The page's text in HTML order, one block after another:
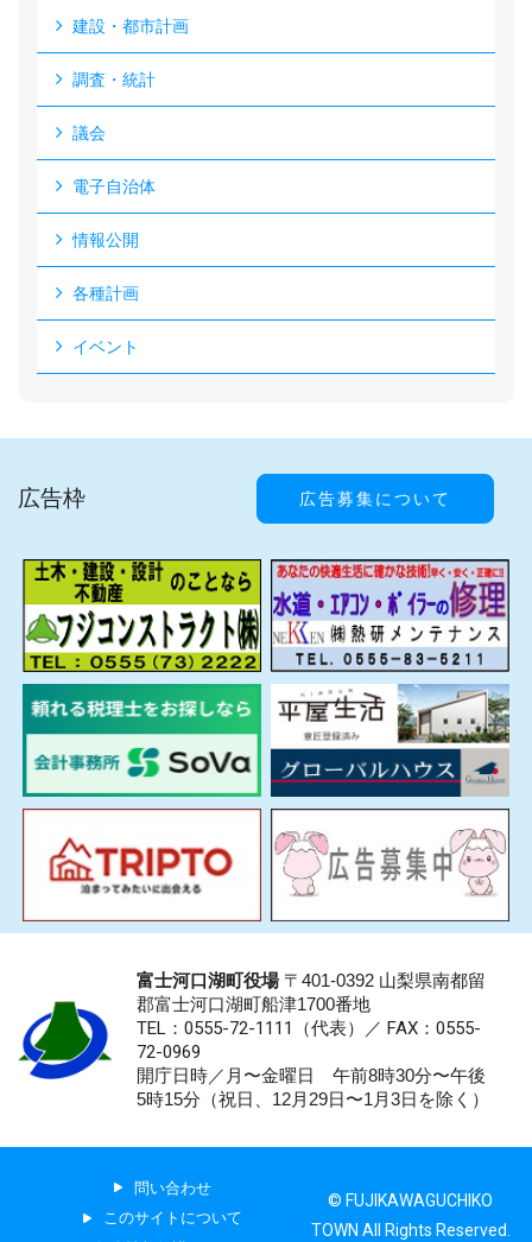
建設・都市計画
調査・統計
議会
電子自治体
情報公開
各種計画
イベント
広告枠 広告募集について
富士河口湖町役場〒401-0392 山梨県南都留
郡富士河口湖町船津1700番地
TEL：0555-72-1111 （代表）／ FAX：0555-
72-0969
開庁日時／月〜金曜日 午前8時30分〜午後
5時15分（祝日、12月29日〜1月3日を除く）
問い合わせ
このサイトについて
© FUJIKAWAGUCHIKO
TOWN All Rights Reserved.